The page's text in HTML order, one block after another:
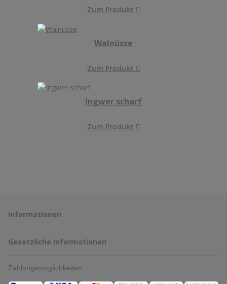
Zum Produkt 
Walnüsse
Zum Produkt 
Ingwer scharf
Zum Produkt 
Informationen
Gesetzliche Informationen
Zahlungsmöglichkeiten